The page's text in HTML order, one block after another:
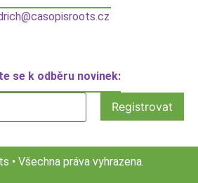
se k odběru novinek:
• Všechna práva vyhrazena.